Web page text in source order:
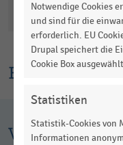
Erklärtext
Weitere
Notwendige Cookies
und sind für die
erforderlich. EU
Drupal speichert die
Cookie Box
Statistiken
Statistik-Cookies von
Informationen